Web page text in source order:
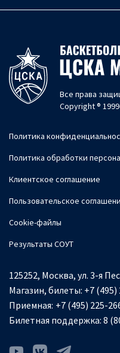
Все права
Copyright ®
Политика
Политика обработки
Клиентское соглашение
Пользовательское
Cookie-файлы
Результаты СОУТ
125252, Москва, ул. 3-я
Магазин, билеты: +7 (495)
Приемная: +7 (495) 225-
Билетная поддержка: 8